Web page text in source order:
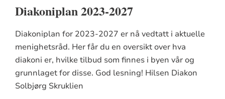
Diakoniplan 2023-2027
Diakoniplan for 2023-2027 er nå vedtatt i aktuelle
menighetsråd. Her får du en oversikt over hva
diakoni er, hvilke tilbud som finnes i byen vår og
grunnlaget for disse. God lesning! Hilsen Diakon
Solbjørg Skruklien